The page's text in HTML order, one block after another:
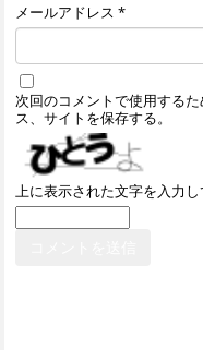
メールアドレス *
次回のコメントで使用する
ス、サイトを保存する。
上に表示された文字を入力し